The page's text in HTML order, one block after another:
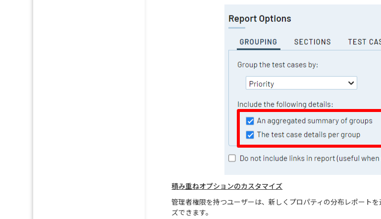
積み重ねオプションのカスタマイズ
管理者権限を持つユーザーは、新しくプロパティの分布レポート
ズできます。